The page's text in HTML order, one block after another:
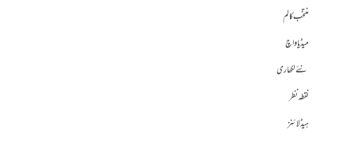
منتخب کالم
میڈیا واچ
نئے لکھاری
نقطہ نظر
ہیڈلائنز